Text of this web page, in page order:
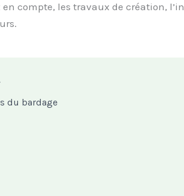
en compte, les travaux de création,
du bardage